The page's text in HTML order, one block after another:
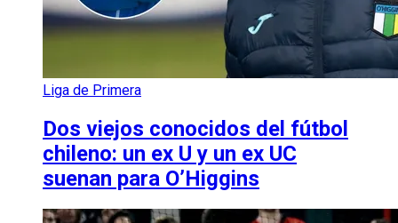
Liga de Primera
Dos viejos conocidos del fútbol
chileno: un ex U y un ex UC
suenan para O’Higgins